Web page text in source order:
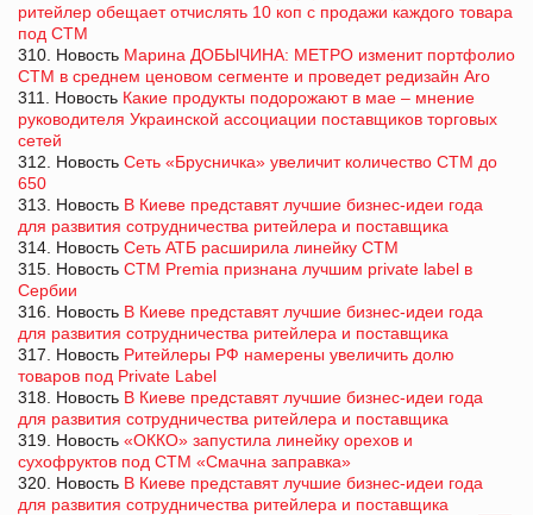
ритейлер обещает отчислять 10 коп с продажи каждого товара
под СТМ
310. Новость Марина ДОБЫЧИНА: МЕТРО изменит портфолио
СТМ в среднем ценовом сегменте и проведет редизайн Aro
311. Новость Какие продукты подорожают в мае – мнение
руководителя Украинской ассоциации поставщиков торговых
сетей
312. Новость Сеть «Брусничка» увеличит количество СТМ до
650
313. Новость В Киеве представят лучшие бизнес-идеи года
для развития сотрудничества ритейлера и поставщика
314. Новость Сеть АТБ расширила линейку СТМ
315. Новость СТМ Premia признана лучшим private label в
Сербии
316. Новость В Киеве представят лучшие бизнес-идеи года
для развития сотрудничества ритейлера и поставщика
317. Новость Ритейлеры РФ намерены увеличить долю
товаров под Private Label
318. Новость В Киеве представят лучшие бизнес-идеи года
для развития сотрудничества ритейлера и поставщика
319. Новость «ОККО» запустила линейку орехов и
сухофруктов под СТМ «Смачна заправка»
320. Новость В Киеве представят лучшие бизнес-идеи года
для развития сотрудничества ритейлера и поставщика